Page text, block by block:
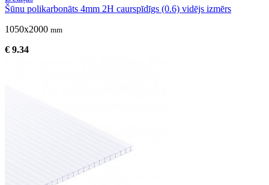
Šūnu polikarbonāts 4mm 2H caurspīdīgs (0.6) vidējs izmērs
1050x2000 mm
€ 9.34